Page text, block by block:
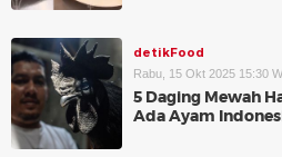
detikFood
Rabu, 15 Okt 2025 15:30
5 Daging Mewah
Ada Ayam